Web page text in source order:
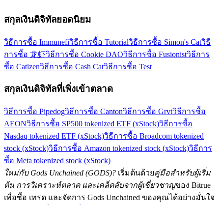
สกุลเงินดิจิทัลยอดนิยม
วิธีการซื้อ Immunefiวิธีการซื้อ Tutorialวิธีการซื้อ Simon's Catวิธี
การซื้อ 龙虾วิธีการซื้อ Cookie DAOวิธีการซื้อ Fusionistวิธีการ
ซื้อ Catizenวิธีการซื้อ Cash Catวิธีการซื้อ Test
สกุลเงินดิจิทัลที่เพิ่งเข้าตลาด
วิธีการซื้อ Pipedogวิธีการซื้อ Cantonวิธีการซื้อ Grvtวิธีการซื้อ
AEONวิธีการซื้อ SP500 tokenized ETF (xStock)วิธีการซื้อ
Nasdaq tokenized ETF (xStock)วิธีการซื้อ Broadcom tokenized
stock (xStock)วิธีการซื้อ Amazon tokenized stock (xStock)วิธีการ
ซื้อ Meta tokenized stock (xStock)
ใหม่กับ Gods Unchained (GODS)? เริ่มต้นด้วยคู่มือสำหรับผู้เริ่ม
ต้น การวิเคราะห์ตลาด และเคล็ดลับจากผู้เชี่ยวชาญของ Bitrue
เพื่อซื้อ เทรด และจัดการ Gods Unchained ของคุณได้อย่างมั่นใจ